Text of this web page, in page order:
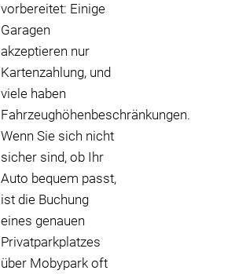
vorbereitet: Einige
Garagen
akzeptieren nur
Kartenzahlung, und
viele haben
Fahrzeughöhenbeschränkungen.
Wenn Sie sich nicht
sicher sind, ob Ihr
Auto bequem passt,
ist die Buchung
eines genauen
Privatparkplatzes
über Mobypark oft